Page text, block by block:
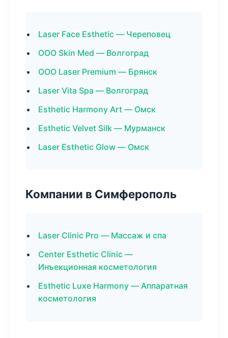
Laser Face Esthetic — Череповец
ООО Skin Med — Волгоград
ООО Laser Premium — Брянск
Laser Vita Spa — Волгоград
Esthetic Harmony Art — Омск
Esthetic Velvet Silk — Мурманск
Laser Esthetic Glow — Омск
Компании в Симферополь
Laser Clinic Pro — Массаж и спа
Center Esthetic Clinic —
Инъекционная косметология
Esthetic Luxe Harmony — Аппаратная
косметология